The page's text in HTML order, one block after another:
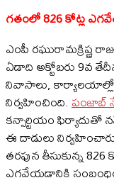
గతంలో 826 కోట్ల
ఎంపీ రఘురామక్రిష్ణ
ఏడాది అక్టోబరు 9వ
నివాసాలు, కార్యాలయాల్లో
నిర్వహించింది.పంజాబ్
కన్సార్టియం ఫిర్యాదుతో
ఈ దాడులు
తరఫున తీసుకున్న
ఎగవేయడానికి